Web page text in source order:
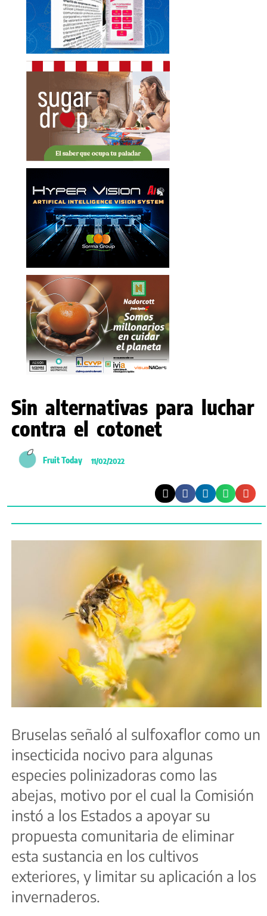
Sin alternativas para luchar
contra el cotonet
Fruit Today 11/02/2022
Bruselas señaló al sulfoxaflor como un
insecticida nocivo para algunas
especies polinizadoras como las
abejas, motivo por el cual la Comisión
instó a los Estados a apoyar su
propuesta comunitaria de eliminar
esta sustancia en los cultivos
exteriores, y limitar su aplicación a los
invernaderos.